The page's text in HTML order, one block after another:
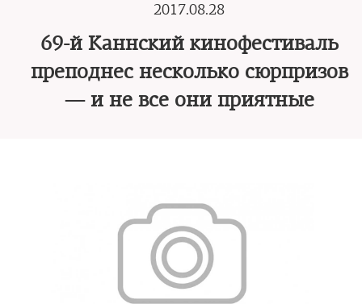
2017.08.28
69-й Каннский кинофестиваль
преподнес несколько сюрпризов
— и не все они приятные